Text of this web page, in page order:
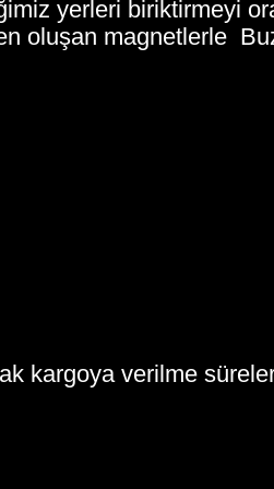
yerleri biriktirmeyi
oluşan magnetlerle
kargoya verilme